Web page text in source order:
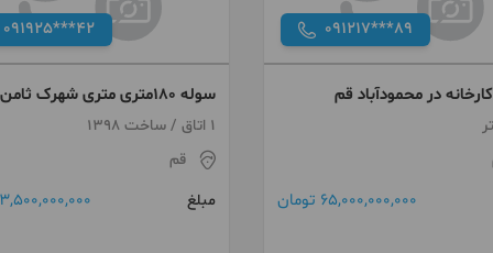
091217***89
در محمودآباد قم
65,000,000,000 تومان
091925***42
سوله ۱۸۰متری متری شهرک ثامن
(درودگران)1 اتاق / ساخت 1398
قم
مبلغ
3,500,000,000 تومان